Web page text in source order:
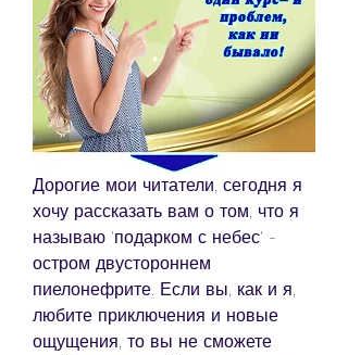
Дорогие мои читатели, сегодня я
хочу рассказать вам о том, что я
называю 'подарком с небес' -
остром двустороннем
пиелонефрите. Если вы, как и я,
любите приключения и новые
ощущения, то вы не сможете